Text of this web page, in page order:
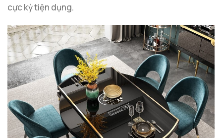
cực kỳ tiện dụng.